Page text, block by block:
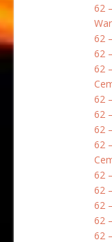
62
62
62
62
62
62
62
62
62
62
62
62
62